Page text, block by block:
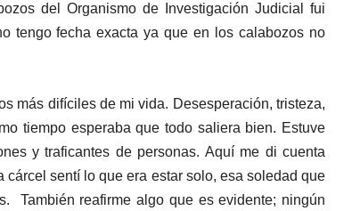
del Organismo de Investigación Judicial fui
tengo fecha exacta ya que en los calabozos no
más difíciles de mi vida. Desesperación, tristeza,
tiempo esperaba que todo saliera bien. Estuve
y traficantes de personas. Aquí me di cuenta
sentí lo que era estar solo, esa soledad que
También reafirme algo que es evidente; ningún